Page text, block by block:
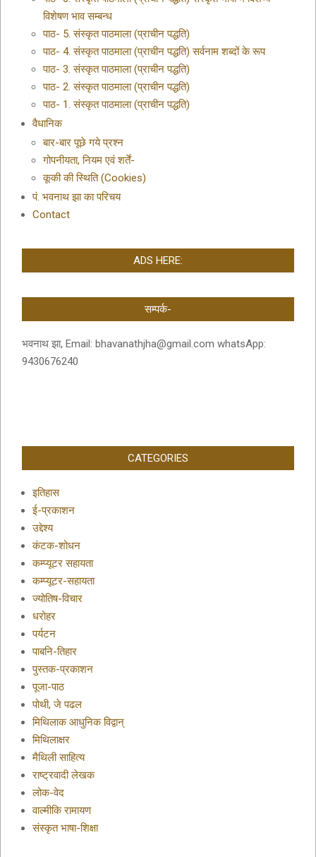
विशेषण भाव सम्बन्ध
पाठ- 5. संस्कृत पाठमाला (प्राचीन पद्धति)
पाठ- 4. संस्कृत पाठमाला (प्राचीन पद्धति) सर्वनाम शब्दों के रूप
पाठ- 3. संस्कृत पाठमाला (प्राचीन पद्धति)
पाठ- 2. संस्कृत पाठमाला (प्राचीन पद्धति)
पाठ- 1. संस्कृत पाठमाला (प्राचीन पद्धति)
वैधानिक
बार-बार पूछे गये प्रश्न
गोपनीयता, नियम एवं शर्तें-
कूकी की स्थिति (Cookies)
पं. भवनाथ झा का परिचय
Contact
ADS HERE:
सम्पर्क-
भवनाथ झा, Email: bhavanathjha@gmail.com whatsApp:
9430676240
CATEGORIES
इतिहास
ई-प्रकाशन
उद्देश्य
कंटक-शोधन
कम्प्यूटर सहायता
कम्प्यूटर-सहायता
ज्योतिष-विचार
धरोहर
पर्यटन
पाबनि-तिहार
पुस्तक-प्रकाशन
पूजा-पाठ
पोथी, जे पढल
मिथिलाक आधुनिक विद्वान्
मिथिलाक्षर
मैथिली साहित्य
राष्ट्रवादी लेखक
लोक-वेद
वाल्मीकि रामायण
संस्कृत भाषा-शिक्षा